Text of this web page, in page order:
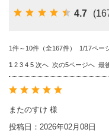
4.7
1件～10件（全167件） 1/17ペー
1 2 3 4 5 次へ 次の5ページへ 最
またのすけ 様
投稿日：2026年02月08日